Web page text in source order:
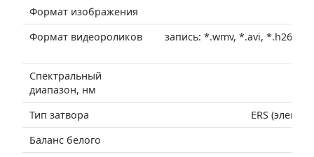
Формат изображения
Формат видеороликов
запись: *.wmv, *.avi, *.h264
Спектральный
диапазон, нм
Тип затвора
ERS
Баланс белого